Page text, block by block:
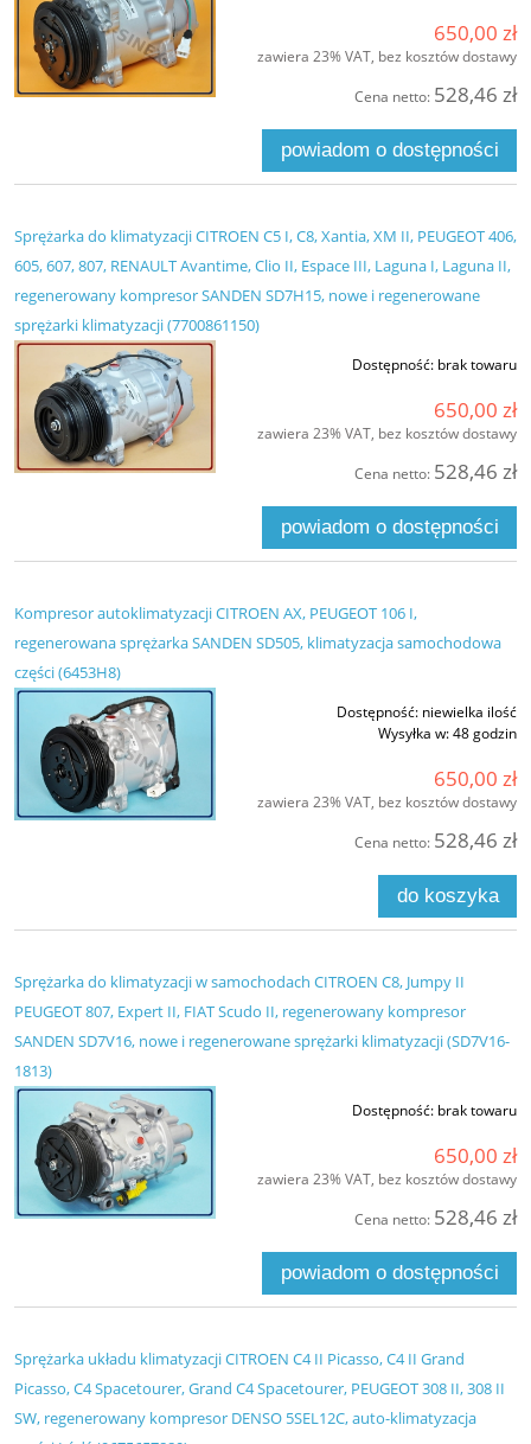
650,00 zł
zawiera 23% VAT, bez kosztów dostawy
Cena netto: 528,46 zł
powiadom o dostępności
Sprężarka do klimatyzacji CITROEN C5 I, C8, Xantia, XM II, PEUGEOT 406,
605, 607, 807, RENAULT Avantime, Clio II, Espace III, Laguna I, Laguna II,
regenerowany kompresor SANDEN SD7H15, nowe i regenerowane
sprężarki klimatyzacji (7700861150)
Dostępność: brak towaru
650,00 zł
zawiera 23% VAT, bez kosztów dostawy
Cena netto: 528,46 zł
powiadom o dostępności
Kompresor autoklimatyzacji CITROEN AX, PEUGEOT 106 I,
regenerowana sprężarka SANDEN SD505, klimatyzacja samochodowa
części (6453H8)
Dostępność: niewielka ilość
Wysyłka w:48 godzin
650,00 zł
zawiera 23% VAT, bez kosztów dostawy
Cena netto: 528,46 zł
do koszyka
Sprężarka do klimatyzacji w samochodach CITROEN C8, Jumpy II
PEUGEOT 807, Expert II, FIAT Scudo II, regenerowany kompresor
SANDEN SD7V16, nowe i regenerowane sprężarki klimatyzacji (SD7V16-
1813)
Dostępność: brak towaru
650,00 zł
zawiera 23% VAT, bez kosztów dostawy
Cena netto: 528,46 zł
powiadom o dostępności
Sprężarka układu klimatyzacji CITROEN C4 II Picasso, C4 II Grand
Picasso, C4 Spacetourer, Grand C4 Spacetourer, PEUGEOT 308 II, 308 II
SW, regenerowany kompresor DENSO 5SEL12C, auto-klimatyzacja